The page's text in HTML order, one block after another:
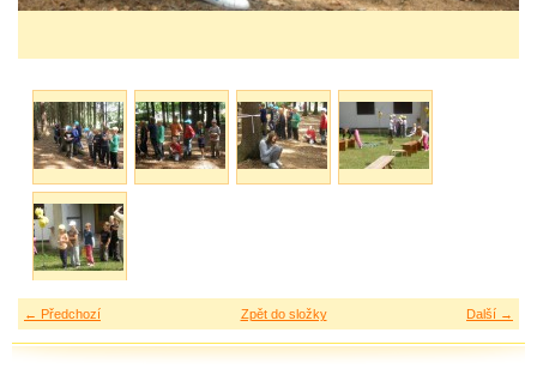
← Předchozí Další →
Zpět do složky